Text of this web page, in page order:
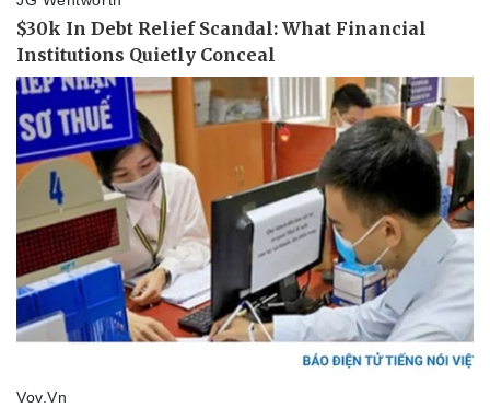
Doanh nghiệp
Thông tin doanh nghiệp
Doanh nghiệp 24h
Doanh nhân
Vì cộng đồng
Công nghệ
Sành điệu
Tin Công nghệ
Trải nghiệm
Chuyển đổi số